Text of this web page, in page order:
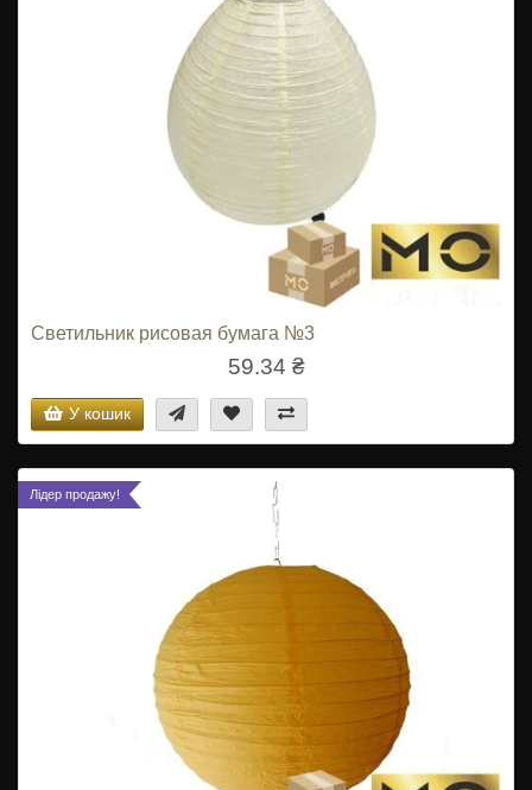
Светильник рисовая бумага №3
59.34 ₴
У кошик
Лідер продажу!